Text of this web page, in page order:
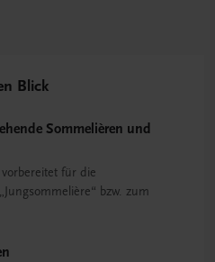
Blick
Sommelièren und
für die
bzw. zum